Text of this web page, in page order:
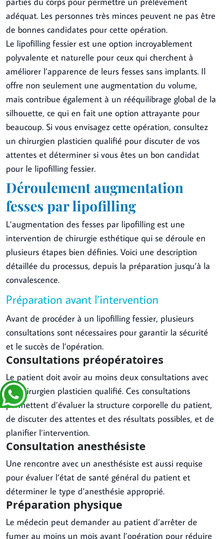
adéquat. Les personnes très minces peuvent ne pas être
de bonnes candidates pour cette opération.
Le lipofilling fessier est une option incroyablement
polyvalente et naturelle pour ceux qui cherchent à
améliorer l’apparence de leurs fesses sans implants. Il
offre non seulement une augmentation du volume,
mais contribue également à un rééquilibrage global de la
silhouette, ce qui en fait une option attrayante pour
beaucoup. Si vous envisagez cette opération, consultez
un chirurgien plasticien qualifié pour discuter de vos
attentes et déterminer si vous êtes un bon candidat
pour le lipofilling fessier.
Déroulement augmentation
fesses par lipofilling
L’augmentation des fesses par lipofilling est une
intervention de chirurgie esthétique qui se déroule en
plusieurs étapes bien définies. Voici une description
détaillée du processus, depuis la préparation jusqu’à la
convalescence.
Préparation avant l’intervention
Avant de procéder à un lipofilling fessier, plusieurs
consultations sont nécessaires pour garantir la sécurité
et le succès de l’opération.
Consultations préopératoires
Le patient doit avoir au moins deux consultations avec
un chirurgien plasticien qualifié. Ces consultations
permettent d’évaluer la structure corporelle du patient,
de discuter des attentes et des résultats possibles, et de
planifier l’intervention.
Consultation anesthésiste
Une rencontre avec un anesthésiste est aussi requise
pour évaluer l’état de santé général du patient et
déterminer le type d’anesthésie approprié.
Préparation physique
Le médecin peut demander au patient d’arrêter de
fumer au moins un mois avant l’opération pour réduire